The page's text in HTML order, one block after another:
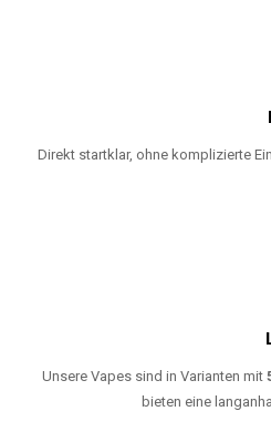
Direkt startklar, ohne komplizierte
Unsere Vapes sind in Varianten mit
bieten eine